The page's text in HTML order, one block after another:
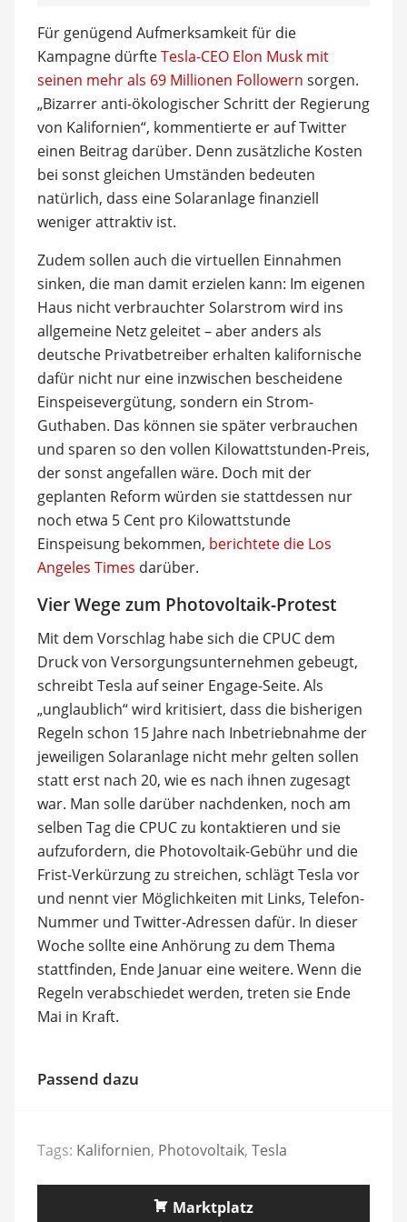
Für genügend Aufmerksamkeit für die
Kampagne dürfteTesla-CEO Elon Musk mit
seinen mehr als 69 Millionen Followern sorgen.
„Bizarrer anti-ökologischer Schritt der Regierung
von Kalifornien“, kommentierte er auf Twitter
einen Beitrag darüber. Denn zusätzliche Kosten
bei sonst gleichen Umständen bedeuten
natürlich, dass eine Solaranlage finanziell
weniger attraktiv ist.
Zudem sollen auch die virtuellen Einnahmen
sinken, die man damit erzielen kann: Im eigenen
Haus nicht verbrauchter Solarstrom wird ins
allgemeine Netz geleitet – aber anders als
deutsche Privatbetreiber erhalten kalifornische
dafür nicht nur eine inzwischen bescheidene
Einspeisevergütung, sondern ein Strom-
Guthaben. Das können sie später verbrauchen
und sparen so den vollen Kilowattstunden-Preis,
der sonst angefallen wäre. Doch mit der
geplanten Reform würden sie stattdessen nur
noch etwa 5 Cent pro Kilowattstunde
Einspeisung bekommen, berichtete die Los
Angeles Times darüber.
Vier Wege zum Photovoltaik-Protest
Mit dem Vorschlag habe sich die CPUC dem
Druck von Versorgungsunternehmen gebeugt,
schreibt Tesla auf seiner Engage-Seite. Als
„unglaublich“ wird kritisiert, dass die bisherigen
Regeln schon 15 Jahre nach Inbetriebnahme der
jeweiligen Solaranlage nicht mehr gelten sollen
statt erst nach 20, wie es nach ihnen zugesagt
war. Man solle darüber nachdenken, noch am
selben Tag die CPUC zu kontaktieren und sie
aufzufordern, die Photovoltaik-Gebühr und die
Frist-Verkürzung zu streichen, schlägt Tesla vor
und nennt vier Möglichkeiten mit Links, Telefon-
Nummer und Twitter-Adressen dafür. In dieser
Woche sollte eine Anhörung zu dem Thema
stattfinden, Ende Januar eine weitere. Wenn die
Regeln verabschiedet werden, treten sie Ende
Mai in Kraft.
Passend dazu
Tags: Kalifornien, Photovoltaik, Tesla
Marktplatz